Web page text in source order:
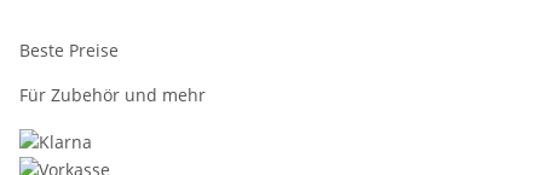
Beste Preise
Für Zubehör und mehr